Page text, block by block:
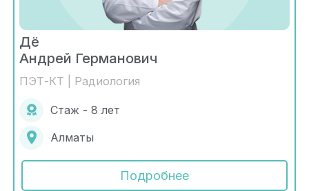
Дё
Андрей Германович
ПЭТ-КТ | Радиология
Стаж - 8 лет
Алматы
Подробнее